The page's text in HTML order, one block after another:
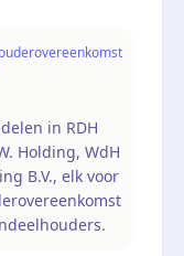
in RDH
Holding, WdH
B.V., elk voor